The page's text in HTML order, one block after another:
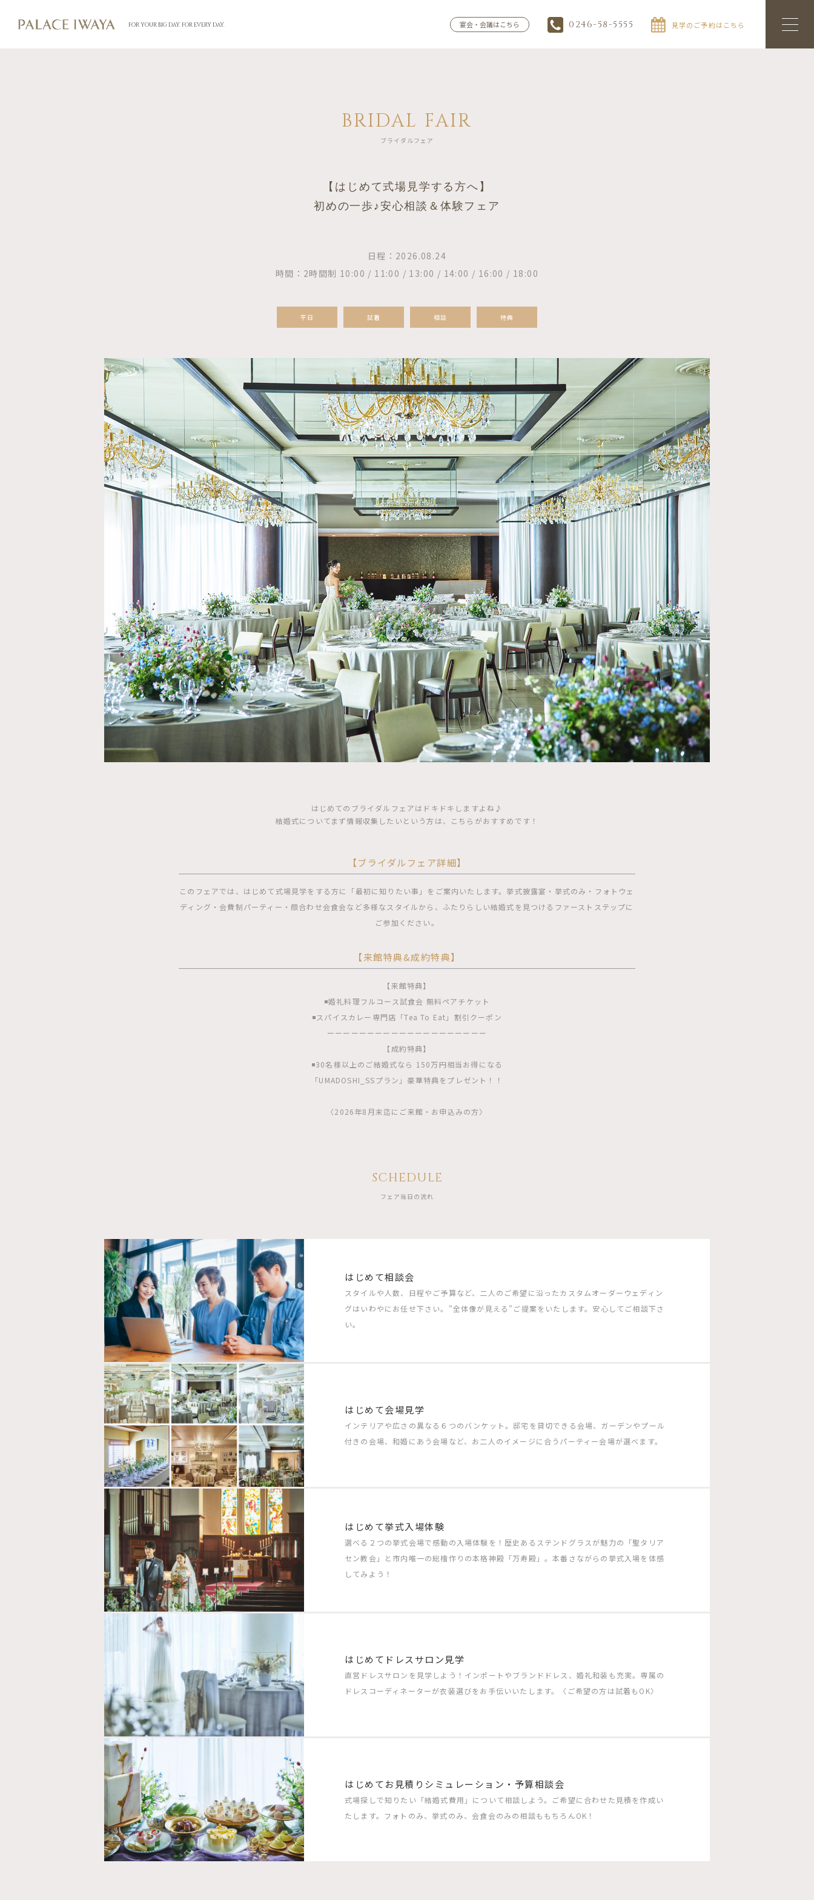
FOR YOUR BIG DAY. FOR EVERY DAY. 宴会・会議はこちら 0246-58-5555 見学のご予約はこちら
BRIDAL FAIR
ブライダルフェア
【はじめて式場見学する方へ】
初めの一歩♪安心相談＆体験フェア
日程：2026.08.24
時間：2時間制 10:00 / 11:00 / 13:00 / 14:00 / 16:00 / 18:00
平日 試着 相談 特典
はじめてのブライダルフェアはドキドキしますよね♪
結婚式についてまず情報収集したいという方は、こちらがおすすめです！
【ブライダルフェア詳細】
このフェアでは、はじめて式場見学をする方に「最初に知りたい事」をご案内いたします。挙式披露宴・挙式のみ・フォトウェ
ディング・会費制パーティー・顔合わせ会食会など多様なスタイルから、ふたりらしい結婚式を見つけるファーストステップに
ご参加ください。
【来館特典&成約特典】
【来館特典】
◾️婚礼料理フルコース試食会 無料ペアチケット
◾️スパイスカレー専門店「Tea To Eat」割引クーポン
ーーーーーーーーーーーーーーーーーーーー
【成約特典】
◾️30名様以上のご結婚式なら 150万円相当お得になる
「UMADOSHI_SSプラン」豪華特典をプレゼント！！
〈2026年8月末迄にご来館・お申込みの方〉
SCHEDULE
フェア当日の流れ
はじめて相談会
スタイルや人数、日程やご予算など、二人のご希望に沿ったカスタムオーダーウェディン
グはいわやにお任せ下さい。"全体像が見える”ご提案をいたします。安心してご相談下さ
い。
はじめて会場見学
インテリアや広さの異なる６つのバンケット。邸宅を貸切できる会場、ガーデンやプール
付きの会場、和婚にあう会場など、お二人のイメージに合うパーティー会場が選べます。
はじめて挙式入場体験
選べる２つの挙式会場で感動の入場体験を！歴史あるステンドグラスが魅力の「聖タリア
セン教会」と市内唯一の総檜作りの本格神殿「万寿殿」。本番さながらの挙式入場を体感
してみよう！
はじめてドレスサロン見学
直営ドレスサロンを見学しよう！インポートやブランドドレス、婚礼和装も充実。専属の
ドレスコーディネーターが衣装選びをお手伝いいたします。〈ご希望の方は試着もOK〉
はじめてお見積りシミュレーション・予算相談会
式場探しで知りたい「結婚式費用」について相談しよう。ご希望に合わせた見積を作成い
たします。フォトのみ、挙式のみ、会食会のみの相談ももちろんOK！